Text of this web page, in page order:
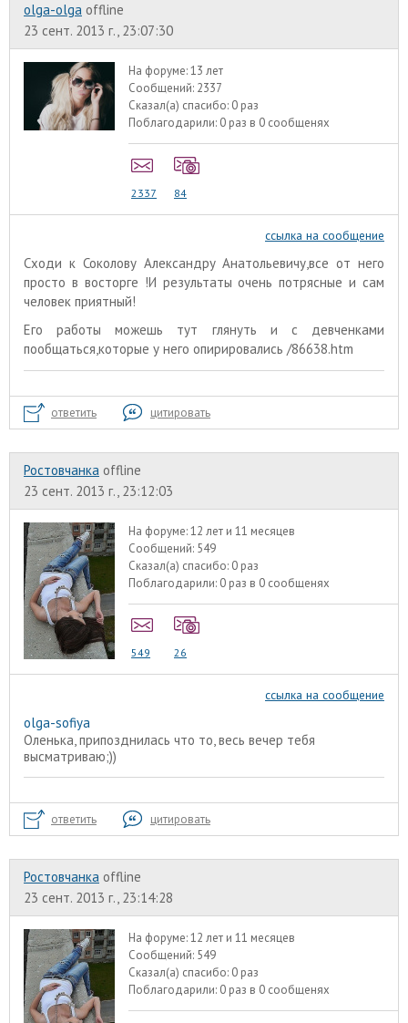
olga-olga offline
23 сент. 2013 г., 23:07:30
На форуме:13 лет
Сообщений: 2337
Сказал(а) спасибо: 0 раз
Поблагодарили: 0 раз в 0 сообщенях
2337 84
ссылка на сообщение
Сходи к Соколову Александру Анатольевичу,все от него
просто в восторге !И результаты очень потрясные и сам
человек приятный!
Его работы можешь тут глянуть и с девченками
пообщаться,которые у него опирировались /86638.htm
ответить цитировать
Ростовчанка offline
23 сент. 2013 г., 23:12:03
На форуме:12 лет и 11 месяцев
Сообщений: 549
Сказал(а) спасибо: 0 раз
Поблагодарили: 0 раз в 0 сообщенях
549 26
ссылка на сообщение
olga-sofiya
Оленька, припозднилась что то, весь вечер тебя
высматриваю;))
ответить цитировать
Ростовчанка offline
23 сент. 2013 г., 23:14:28
На форуме:12 лет и 11 месяцев
Сообщений: 549
Сказал(а) спасибо: 0 раз
Поблагодарили: 0 раз в 0 сообщенях